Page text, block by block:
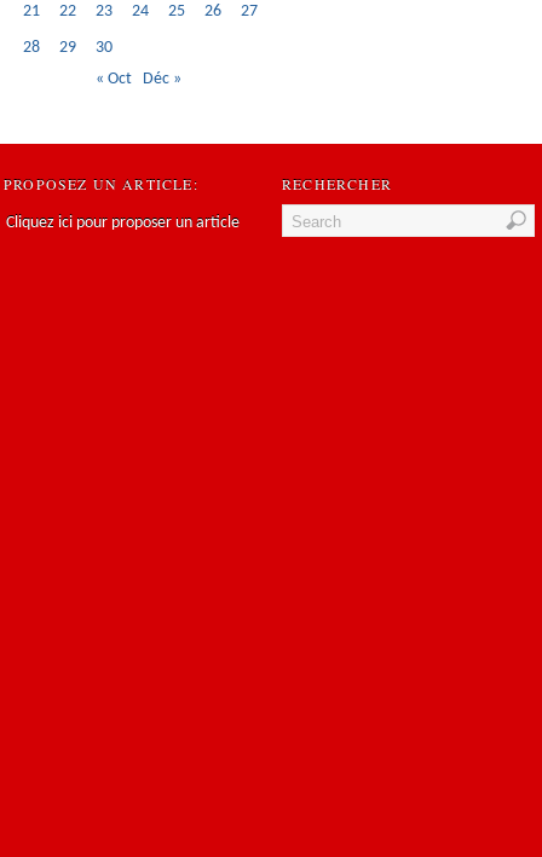
21
22 23 24 25 26
27
28
29
30
« Oct
Déc »
PROPOSEZ UN ARTICLE:
Cliquez ici pour proposer un article
RECHERCHER